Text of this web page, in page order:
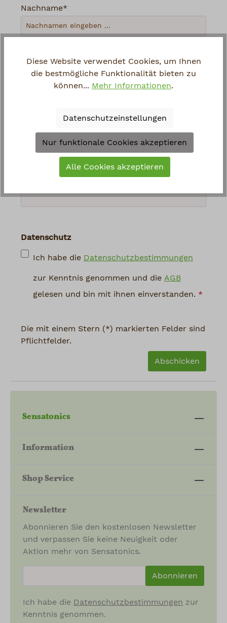
Nachname*
Loading...
Um weiterzugehen, geben Sie die oben
abgebildeten Zeichen ein*
Datenschutz
Ich habe die Datenschutzbestimmungen
zur Kenntnis genommen und die AGB
gelesen und bin mit ihnen einverstanden. *
Die mit einem Stern (*) markierten Felder sind
Pflichtfelder.
Abschicken
Sensatonics
Information
Shop Service
Newsletter
Abonnieren Sie den kostenlosen Newsletter
und verpassen Sie keine Neuigkeit oder
Aktion mehr von Sensatonics.
Abonnieren
Ich habe die Datenschutzbestimmungen zur
Kenntnis genommen.
Diese Website verwendet Cookies, um Ihnen
die bestmögliche Funktionalität bieten zu
können... Mehr Informationen.
Datenschutzeinstellungen
Nur funktionale Cookies akzeptieren
Alle Cookies akzeptieren